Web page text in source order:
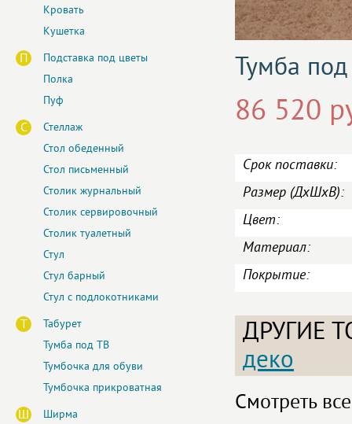
Кровать
Кушетка
П
Подставка под цветы
Полка
Пуф
С
Стеллаж
Стол обеденный
Стол письменный
Столик журнальный
Столик сервировочный
Столик туалетный
Стул
Стул барный
Стул с подлокотниками
Т
Табурет
Тумба под ТВ
Тумбочка для обуви
Тумбочка прикроватная
Ш
Ширма
Тумба
86 520
Срок поставки:
Размер (ДxШxВ):
Цвет:
Материал:
Покрытие:
ДРУГИЕ
деко
Смотреть